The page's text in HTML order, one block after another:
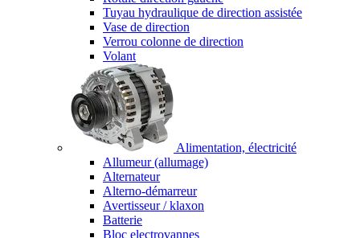
Tuyau hydraulique de direction assistée
Vase de direction
Verrou colonne de direction
Volant
Alimentation, électricité
Allumeur (allumage)
Alternateur
Alterno-démarreur
Avertisseur / klaxon
Batterie
Bloc electrovannes